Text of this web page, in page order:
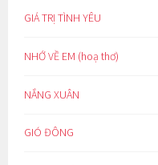
GIÁ TRỊ TÌNH YÊU
NHỚ VỀ EM (hoạ thơ)
NẮNG XUÂN
GIÓ ĐÔNG